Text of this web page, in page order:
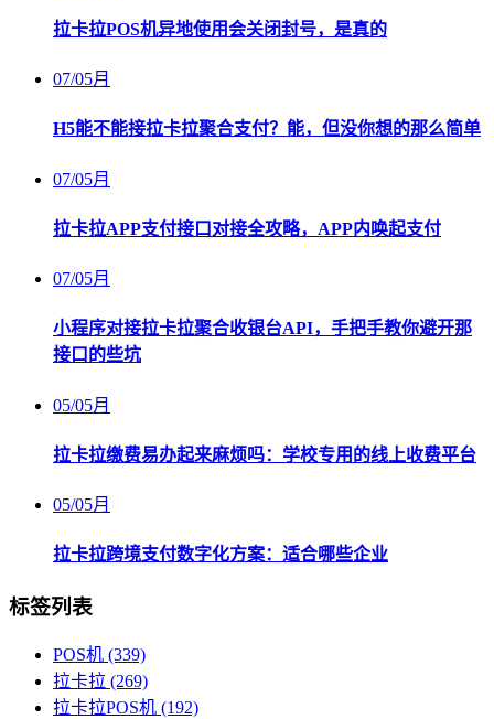
拉卡拉POS机异地使用会关闭封号，是真的
07/05月
H5能不能接拉卡拉聚合支付？能，但没你想的那么简单
07/05月
拉卡拉APP支付接口对接全攻略，APP内唤起支付
07/05月
小程序对接拉卡拉聚合收银台API，手把手教你避开那
接口的些坑
05/05月
拉卡拉缴费易办起来麻烦吗：学校专用的线上收费平台
05/05月
拉卡拉跨境支付数字化方案：适合哪些企业
标签列表
POS机 (339)
拉卡拉 (269)
拉卡拉POS机 (192)